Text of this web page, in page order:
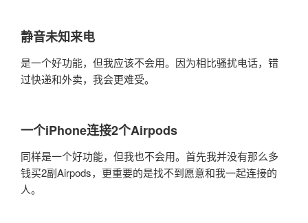
静音未知来电
是一个好功能，但我应该不会用。因为相比骚扰电话，错
过快递和外卖，我会更难受。
一个iPhone连接2个Airpods
同样是一个好功能，但我也不会用。首先我并没有那么多
钱买2副Airpods，更重要的是找不到愿意和我一起连接的
人。